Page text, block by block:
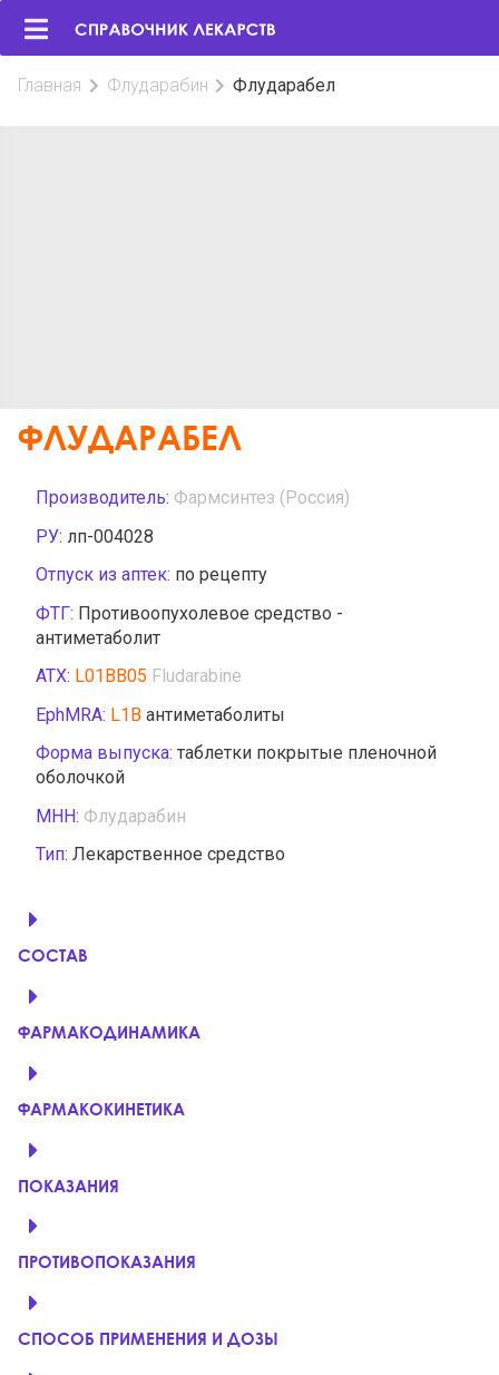
Главная Флударабин Флударабел
ФЛУДАРАБЕЛ
Производитель: Фармсинтез (Россия)
РУ: лп-004028
Отпуск из аптек: по рецепту
ФТГ: Противоопухолевое средство -
антиметаболит
АТХ: L01BB05 Fludarabine
EphMRA: L1B антиметаболиты
Форма выпуска: таблетки покрытые пленочной
оболочкой
МНН: Флударабин
Тип: Лекарственное средство
СОСТАВ
ФАРМАКОДИНАМИКА
ФАРМАКОКИНЕТИКА
ПОКАЗАНИЯ
ПРОТИВОПОКАЗАНИЯ
СПОСОБ ПРИМЕНЕНИЯ И ДОЗЫ